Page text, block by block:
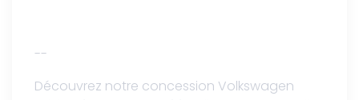
--
Découvrez notre concession Volkswagen